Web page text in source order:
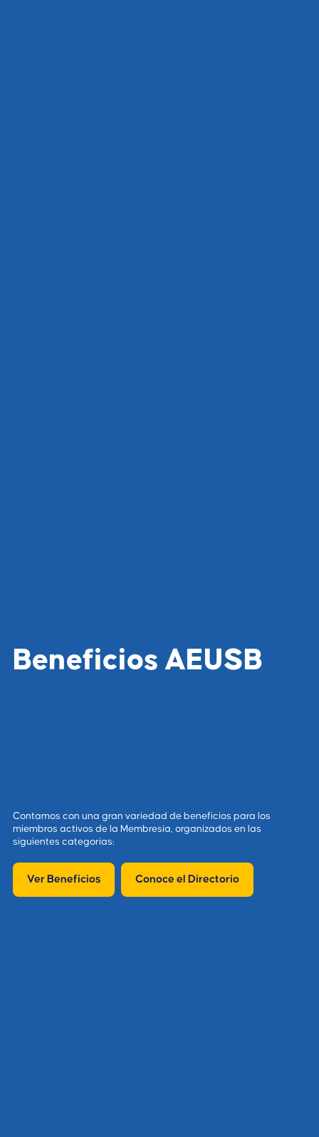
Beneficios AEUSB
Contamos con una gran variedad de beneficios para los
miembros activos de la Membresía, organizados en las
siguientes categorías:
Ver Beneficios Conoce el Directorio